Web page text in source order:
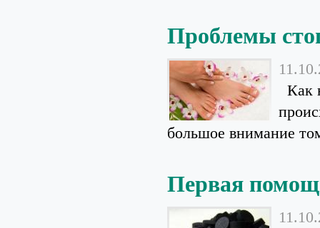
Проблемы
Как
большое внимание
Первая